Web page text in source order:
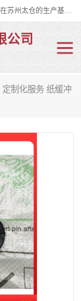
双忠包装材料（苏州）有限公司是上海双忠包装材料设立在苏州太仓的生产基地，占地约2万平米，产品主要有打孔缠绕膜，拉伸蜂窝纸，集装箱充气袋，滑托板，打包带，裹包网兜，防滑纸等箱体和托盘的运输和保护性包材。固永包材®，GooYon Pack®，是我们保护性包装材料的专属品牌。
公司
定制化服务 纸缓冲
兜